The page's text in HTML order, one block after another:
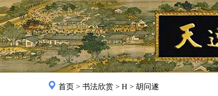
首页 > 书法欣赏 > H > 胡问遂